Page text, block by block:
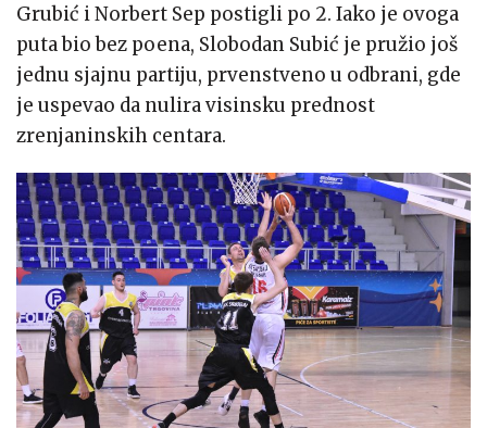
Grubić i Norbert Sep postigli po 2. Iako je ovoga
puta bio bez poena, Slobodan Subić je pružio još
jednu sjajnu partiju, prvenstveno u odbrani, gde
je uspevao da nulira visinsku prednost
zrenjaninskih centara.